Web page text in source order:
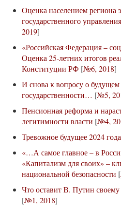
Оценка населением региона
государственного
2019]
«Российская Федерация –
Оценка 25-летних итогов
Конституции РФ [№6, 2018]
И снова к вопросу о будущем
государственности… [№5,
Пенсионная реформа и
легитимности власти [№4,
Тревожное будущее 2024 года
«…А самое главное – в
«Капитализм для своих» –
национальной безопасности [
Что оставит В. Путин
[№1, 2018]